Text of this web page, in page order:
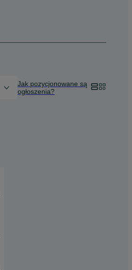
Jak pozycjonowane są
ogłoszenia?